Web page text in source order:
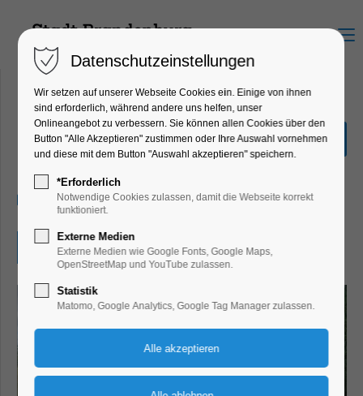
Menu
Bläserkonzert
Konzert, Musik
17.07.2026, 19:00
Eintritt frei
Datenschutzeinstellungen
Wir setzen auf unserer Webseite Cookies ein. Einige von ihnen
sind erforderlich, während andere uns helfen, unser
Onlineangebot zu verbessern. Sie können allen Cookies über den
Button "Alle Akzeptieren" zustimmen oder Ihre Auswahl vornehmen
und diese mit dem Button "Auswahl akzeptieren" speichern.
*Erforderlich
Notwendige Cookies zulassen, damit die Webseite korrekt
funktioniert.
Externe Medien
Externe Medien wie Google Fonts, Google Maps,
OpenStreetMap und YouTube zulassen.
Statistik
Matomo, Google Analytics, Google Tag Manager zulassen.